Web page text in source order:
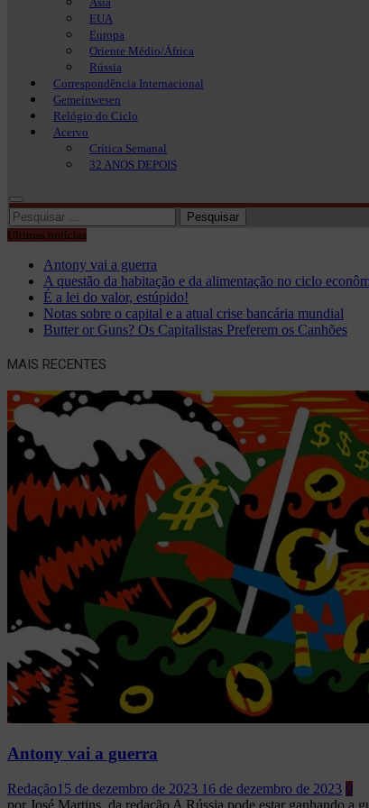
EUA
Europa
Oriente Médio/África
Rússia
Correspondência Internacional
Gemeinwesen
Relógio do Ciclo
Acervo
Crítica Semanal
32 ANOS DEPOIS
Pesquisar
por:
Últimas notícias
Antony vai a guerra
A questão da habitação e da alimentação no ciclo
É a lei do valor, estúpido!
Notas sobre o capital e a atual crise bancária mundial
Butter or Guns? Os Capitalistas Preferem os Canhões
MAIS RECENTES
Antony vai a guerra
Redação15 de dezembro de 2023 16 de dezembro de 2023 0
por José Martins, da redação A Rússia pode estar ganhando a